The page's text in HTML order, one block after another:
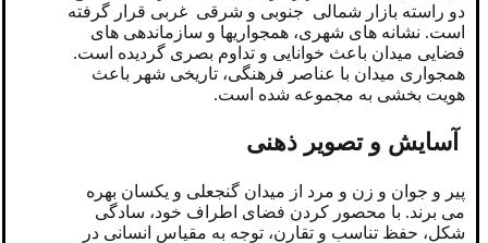
دو راسته بازار شمالی جنوبی و شرقی غربی قرار گرفته
است. نشانه های شهری، همجواریها و سازماندهی های
فضایی میدان باعث خوانایی و تداوم بصری گردیده است.
همجواری میدان با عناصر فرهنگی، تاریخی شهر باعث
هویت بخشی به مجموعه شده است.
آسایش و تصویر ذهنی
پیر و جوان و زن و مرد از میدان گنجعلی و یکسان بهره
می برند. با محصور کردن فضای اطراف خود، سادگی
شکل، حفظ تناسب و تقارن، توجه به مقیاس انسانی در